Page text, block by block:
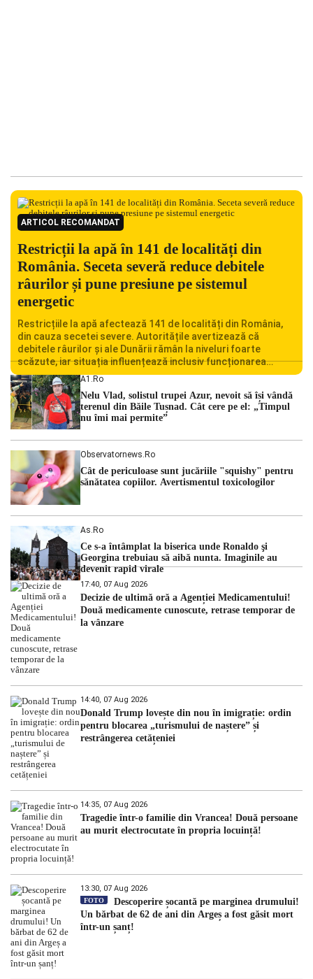
ARTICOL RECOMANDAT
Restricții la apă în 141 de localități din
România. Seceta severă reduce debitele
râurilor și pune presiune pe sistemul
energetic
Restricțiile la apă afectează 141 de localități din România,
din cauza secetei severe. Autoritățile avertizează că
debitele râurilor și ale Dunării rămân la niveluri foarte
scăzute, iar situația influențează inclusiv funcționarea
Centralei Nucleare de la Cernavodă. România se confruntă
cu una dintre cele mai dificile perioade din punct de vedere
hidrologic din ultimii ani. Lipsa […]
A1.ro
Nelu Vlad, solistul trupei Azur, nevoit să își vândă
terenul din Băile Tușnad. Cât cere pe el: „Timpul
nu îmi mai permite”
Observatornews.ro
Cât de periculoase sunt jucăriile "squishy" pentru
sănătatea copiilor. Avertismentul toxicologilor
As.ro
Ce s-a întâmplat la biserica unde Ronaldo şi
Georgina trebuiau să aibă nunta. Imaginile au
devenit rapid virale
17:40, 07 Aug 2026
Decizie de ultimă oră a Agenției Medicamentului!
Două medicamente cunoscute, retrase temporar de
la vânzare
14:40, 07 Aug 2026
Donald Trump lovește din nou în imigrație: ordin
pentru blocarea „turismului de naștere” și
restrângerea cetățeniei
14:35, 07 Aug 2026
Tragedie într-o familie din Vrancea! Două persoane
au murit electrocutate în propria locuință!
13:30, 07 Aug 2026
FOTO
Descoperire șocantă pe marginea drumului!
Un bărbat de 62 de ani din Argeș a fost găsit mort
într-un șanț!